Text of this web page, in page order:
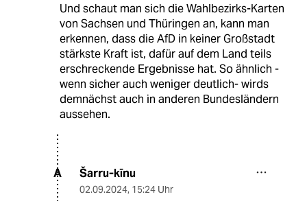
Und schaut man sich die Wahlbezirks-Karten
von Sachsen und Thüringen an, kann man
erkennen, dass die AfD in keiner Großstadt
stärkste Kraft ist, dafür auf dem Land teils
erschreckende Ergebnisse hat. So ähnlich -
wenn sicher auch weniger deutlich- wirds
demnächst auch in anderen Bundesländern
aussehen.
A Šarru-kīnu
02.09.2024, 15:24 Uhr